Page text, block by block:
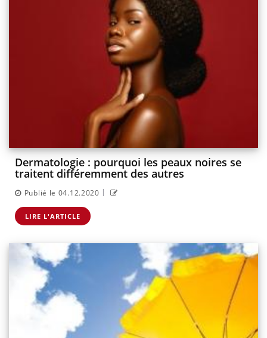
Dermatologie : pourquoi les peaux noires se
traitent différemment des autres
Publié le 04.12.2020 |
LIRE L'ARTICLE